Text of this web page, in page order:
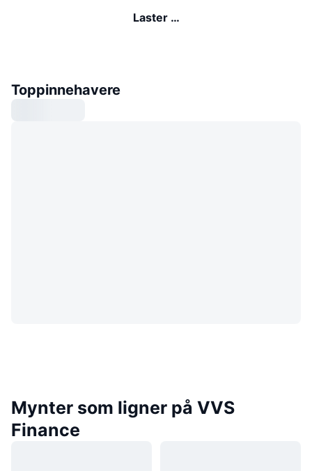
Laster …
Toppinnehavere
Mynter som ligner på VVS
Finance